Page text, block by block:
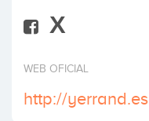
X
WEB OFICIAL
http://yerrand.es